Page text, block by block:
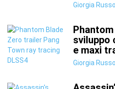
Giorgia Russo
sviluppo
e maxi
Giorgia Russo